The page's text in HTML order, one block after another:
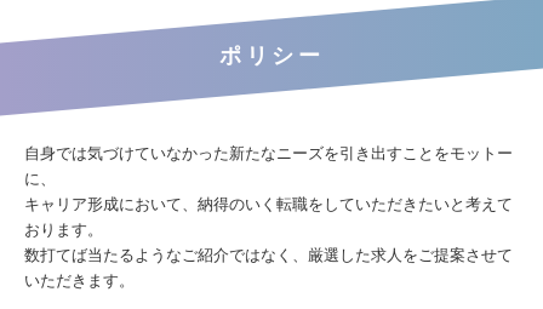
ポリシー
自身では気づけていなかった新たなニーズを引き出すことをモットー
に、
キャリア形成において、納得のいく転職をしていただきたいと考えて
おります。
数打てば当たるようなご紹介ではなく、厳選した求人をご提案させて
いただきます。